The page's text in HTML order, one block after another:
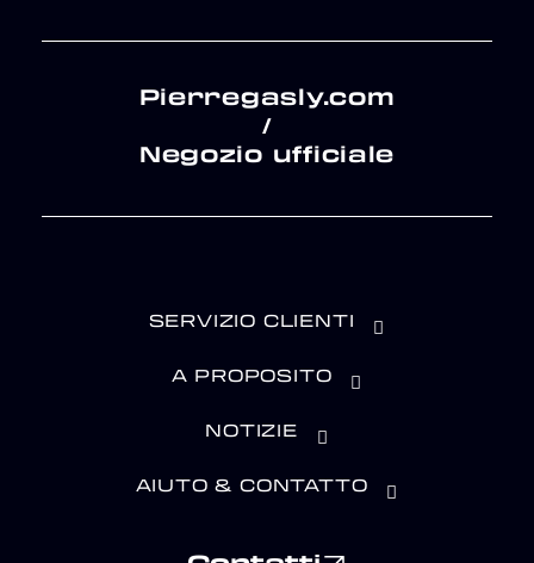
Pierregasly.com
/
Negozio ufficiale
SERVIZIO CLIENTI
A PROPOSITO
NOTIZIE
AIUTO & CONTATTO